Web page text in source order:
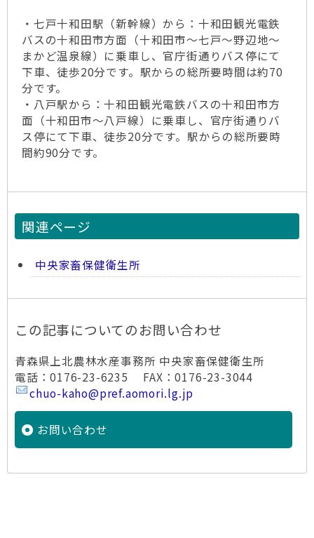
・七戸十和田駅（新幹線）から：十和田観光電鉄
バスの十和田市方面（十和田市～七戸～野辺地～
まかど温泉線）に乗車し、官庁街通りバス停にて
下車、徒歩20分です。駅からの総所要時間は約70
分です。
・八戸駅から：十和田観光電鉄バスの十和田市方
面（十和田市～八戸線）に乗車し、官庁街通りバ
ス停にて下車、徒歩20分です。駅からの総所要時
間約90分です。
関連ページ
中央家畜保健衛生所
この記事についてのお問い合わせ
青森県上北農林水産事務所 中央家畜保健衛生所
電話：0176-23-6235 FAX：0176-23-3044
chuo-kaho@pref.aomori.lg.jp
お問い合わせ